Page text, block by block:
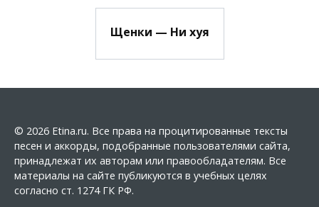
Щенки — Ни хуя
© 2026 Etina.ru. Все права на процитированные тексты
песен и аккорды, подобранные пользователями сайта,
принадлежат их авторам или правообладателям. Все
материалы на сайте публикуются в учебных целях
согласно ст. 1274 ГК РФ.